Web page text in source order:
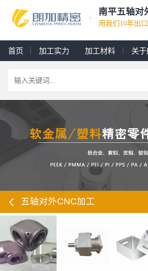
南平五轴对
用我们10年出
首页 加工实力 加工材料 关
五轴对外CNC加工